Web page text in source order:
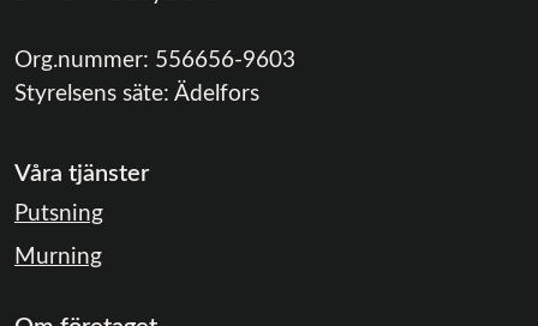
Org.nummer: 556656-9603
Styrelsens säte: Ädelfors
Våra tjänster
Putsning
Murning